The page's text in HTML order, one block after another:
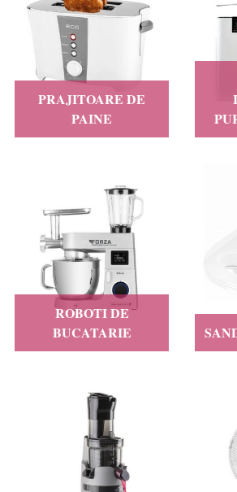
PRAJITOARE DE
PAINE
ROBOTI DE
BUCATARIE